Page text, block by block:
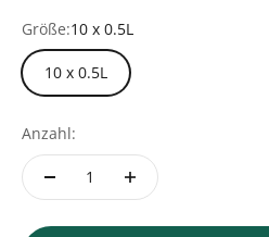
Größe:10 x 0.5L
10 x 0.5L
Anzahl: